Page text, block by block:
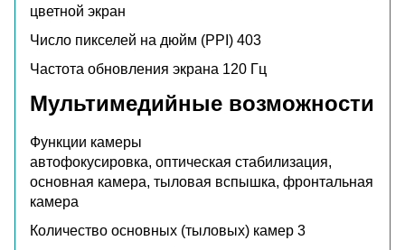
цветной экран
Число пикселей на дюйм (PPI) 403
Частота обновления экрана 120 Гц
Мультимедийные возможности
Функции камеры
автофокусировка, оптическая стабилизация,
основная камера, тыловая вспышка, фронтальная
камера
Количество основных (тыловых) камер 3